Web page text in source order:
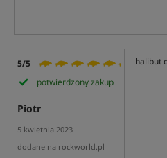
5/5
potwierdzony zakup
Piotr
5 kwietnia 2023
dodane na rockworld.pl
halibut